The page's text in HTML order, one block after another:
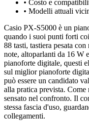
• Costo e
• Modelli attuali
Casio PX-S5000 è un
quando i suoi punti forti
88 tasti, tastiera pesata
note, altoparlanti da 16 W
pianoforte digitale, questi
sul miglior pianoforte
può essere un candidato
alla pratica prevista. Come
sensato nel confronto. Il
stessa fascia d'uso,
collegamenti.